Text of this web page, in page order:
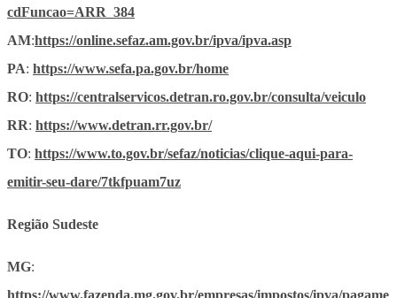
cdFuncao=ARR_384
AM:https://online.sefaz.am.gov.br/ipva/ipva.asp
PA: https://www.sefa.pa.gov.br/home
RO: https://centralservicos.detran.ro.gov.br/consulta/veiculo
RR: https://www.detran.rr.gov.br/
TO: https://www.to.gov.br/sefaz/noticias/clique-aqui-para-
emitir-seu-dare/7tkfpuam7uz
Região Sudeste
MG:
https://www.fazenda.mg.gov.br/empresas/impostos/ipva/pagame